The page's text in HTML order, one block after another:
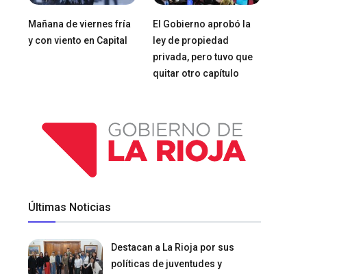
Mañana de viernes fría
y con viento en Capital
El Gobierno aprobó la
ley de propiedad
privada, pero tuvo que
quitar otro capítulo
Últimas Noticias
Destacan a La Rioja por sus
políticas de juventudes y